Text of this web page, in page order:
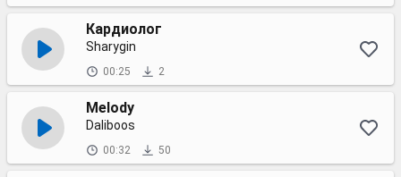
Кардиолог
Sharygin
00:25 2
Melody
Daliboos
00:32 50